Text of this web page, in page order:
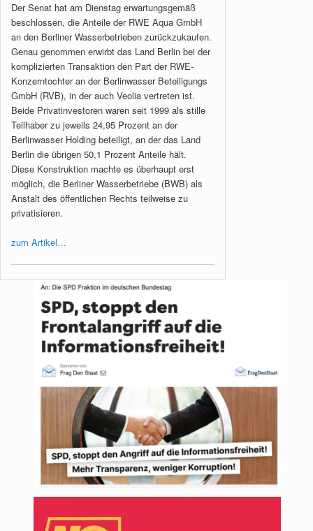
Der Senat hat am Dienstag erwartungsgemäß
beschlossen, die Anteile der RWE Aqua GmbH
an den Berliner Wasserbetrieben zurückzukaufen.
Genau genommen erwirbt das Land Berlin bei der
komplizierten Transaktion den Part der RWE-
Konzerntochter an der Berlinwasser Beteiligungs
GmbH (RVB), in der auch Veolia vertreten ist.
Beide Privatinvestoren waren seit 1999 als stille
Teilhaber zu jeweils 24,95 Prozent an der
Berlinwasser Holding beteiligt, an der das Land
Berlin die übrigen 50,1 Prozent Anteile hält.
Diese Konstruktion machte es überhaupt erst
möglich, die Berliner Wasserbetriebe (BWB) als
Anstalt des öffentlichen Rechts teilweise zu
privatisieren.
zum Artikel…